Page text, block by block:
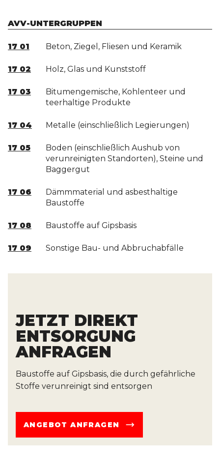
AVV-UNTERGRUPPEN
17 01 Beton, Ziegel, Fliesen und Keramik
17 02 Holz, Glas und Kunststoff
17 03
Bitumengemische, Kohlenteer und
teerhaltige Produkte
17 04 Metalle (einschließlich Legierungen)
17 05
Boden (einschließlich Aushub von
verunreinigten Standorten), Steine und
Baggergut
17 06
Dämmmaterial und asbesthaltige
Baustoffe
17 08 Baustoffe auf Gipsbasis
17 09 Sonstige Bau- und Abbruchabfälle
JETZT DIREKT
ENTSORGUNG
ANFRAGEN
Baustoffe auf Gipsbasis, die durch gefährliche
Stoffe verunreinigt sind entsorgen
ANGEBOT ANFRAGEN